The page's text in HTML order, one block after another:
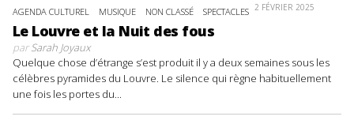
AGENDA CULTUREL MUSIQUE NON CLASSÉ SPECTACLES 2 FÉVRIER 2025
Le Louvre et la Nuit des fous
parSarah Joyaux
Quelque chose d’étrange s’est produit il y a deux semaines sous les
célèbres pyramides du Louvre. Le silence qui règne habituellement
une fois les portes du...